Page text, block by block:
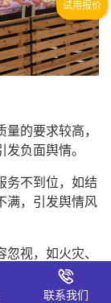
的要求较高，
负面舆情。
务不到位，如结
满，引发舆情风
视，如火灾、
联系我们